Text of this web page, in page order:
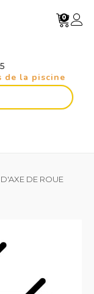
0
de la piscine
DE ROUE